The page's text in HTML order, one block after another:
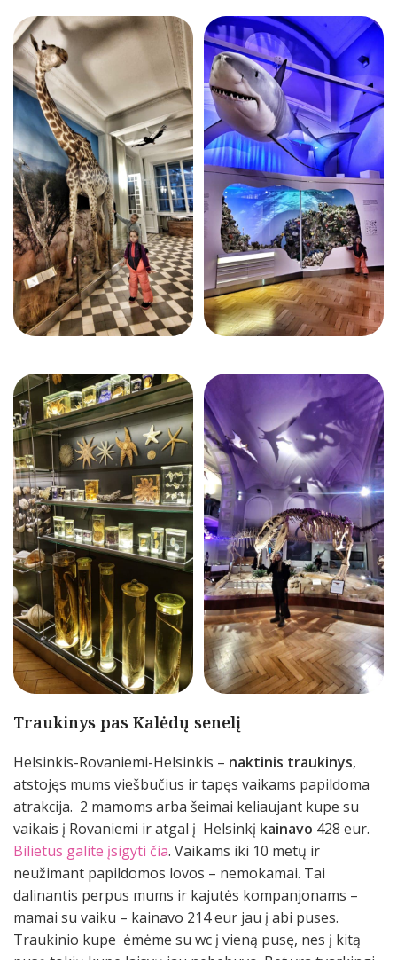
Traukinys pas Kalėdų senelį
Helsinkis-Rovaniemi-Helsinkis – naktinis traukinys,
atstojęs mums viešbučius ir tapęs vaikams papildoma
atrakcija. 2 mamoms arba šeimai keliaujant kupe su
vaikais į Rovaniemi ir atgal į Helsinkį kainavo 428 eur.
Bilietus galite įsigyti čia. Vaikams iki 10 metų ir
neužimant papildomos lovos – nemokamai. Tai
dalinantis perpus mums ir kajutės kompanjonams –
mamai su vaiku – kainavo 214 eur jau į abi puses.
Traukinio kupe ėmėme su wc į vieną pusę, nes į kitą